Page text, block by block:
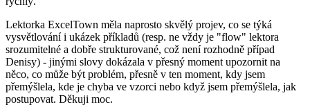
Lektorka ExcelTown měla naprosto skvělý projev, co se týká
vysvětlování i ukázek příkladů (resp. ne vždy je "flow" lektora
srozumitelné a dobře strukturované, což není rozhodně případ
Denisy) - jinými slovy dokázala v přesný moment upozornit na
něco, co může být problém, přesně v ten moment, kdy jsem
přemýšlela, kde je chyba ve vzorci nebo když jsem přemýšlela, jak
postupovat. Děkuji moc.